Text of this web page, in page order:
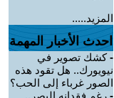
المزيد.....
احدث الأخبار المهمة
-كشك تصوير في
نيويورك.. هل تقود هذه
الصور غرباء إلى الحب؟
- رغم فقدانه البصر..